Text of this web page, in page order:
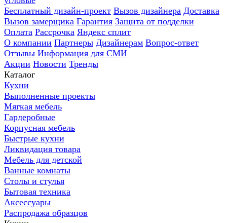
Бесплатный дизайн-проект Вызов дизайнера Доставка
Вызов замерщика Гарантия Защита от подделки
Оплата Рассрочка Яндекс сплит
О компании Партнеры Дизайнерам Вопрос-ответ
Отзывы Информация для СМИ
Акции Новости Тренды
Каталог
Кухни
Выполненные проекты
Мягкая мебель
Гардеробные
Корпусная мебель
Быстрые кухни
Ликвидация товара
Мебель для детской
Ванные комнаты
Столы и стулья
Бытовая техника
Аксессуары
Распродажа образцов